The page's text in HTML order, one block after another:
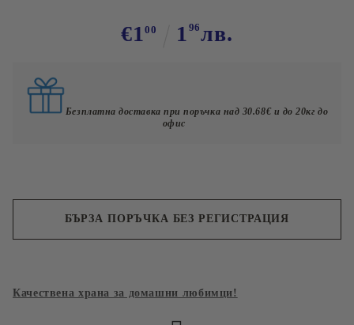
€100 1 96лв.
Безплатна доставка при поръчка над 30.68€ и до 20кг до
офис
Качествена храна за домашни любимци!
БЪРЗА ПОРЪЧКА БЕЗ РЕГИСТРАЦИЯ
Ние ще се свържем с вас в рамките на работния ден.